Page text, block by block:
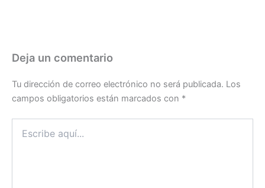
Deja un comentario
Tu dirección de correo electrónico no será publicada. Los
campos obligatorios están marcados con *
aquí...